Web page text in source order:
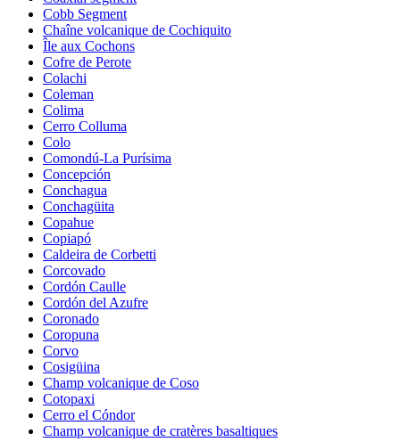
Cobb Segment
Chaîne volcanique de Cochiquito
Île aux Cochons
Cofre de Perote
Colachi
Coleman
Colima
Cerro Colluma
Colo
Comondú-La Purísima
Concepción
Conchagua
Conchagüita
Copahue
Copiapó
Caldeira de Corbetti
Corcovado
Cordón Caulle
Cordón del Azufre
Coronado
Coropuna
Corvo
Cosigüina
Champ volcanique de Coso
Cotopaxi
Cerro el Cóndor
Champ volcanique de cratères basaltiques